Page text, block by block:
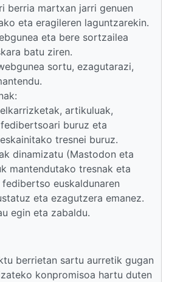
berria martxan jarri genuen
eta eragileren laguntzarekin.
eta bere sortzailea
batu ziren.
sortu, ezagutarazi,
artikuluak,
buruz eta
tresnei buruz.
dinamizatu (Mastodon eta
mantendutako tresnak eta
euskaldunaren
eta ezagutzera emanez.
egin eta zabaldu.
berrietan sartu aurretik gugan
konpromisoa hartu duten